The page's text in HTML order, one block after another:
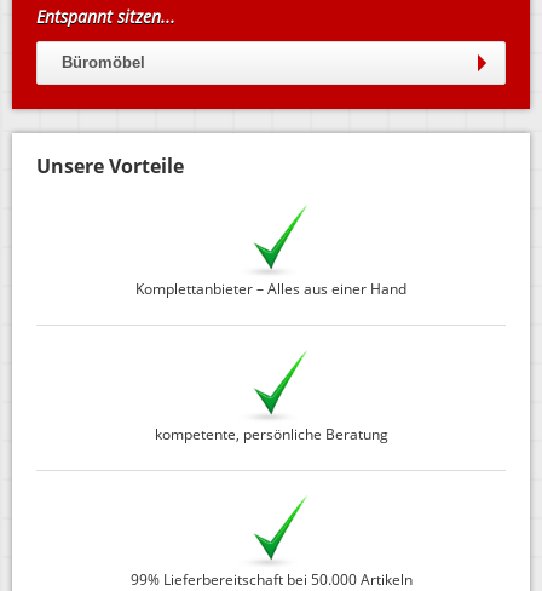
Entspannt sitzen...
Büromöbel
Unsere Vorteile
Komplettanbieter – Alles aus einer Hand
kompetente, persönliche Beratung
99% Lieferbereitschaft bei 50.000 Artikeln